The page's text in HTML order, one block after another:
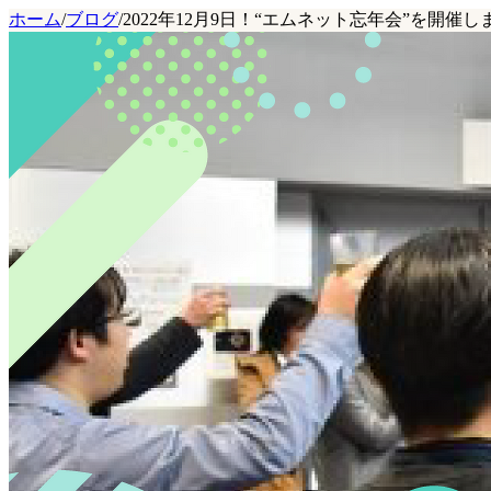
ホーム/ブログ/2022年12月9日！“エムネット忘年会”を開催し